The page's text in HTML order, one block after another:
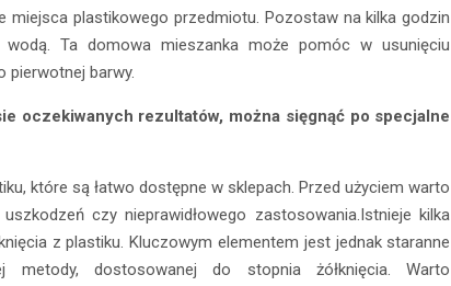
miejsca plastikowego przedmiotu. Pozostaw na kilka godzin
Ta domowa mieszanka może pomóc w usunięciu
pierwotnej barwy.
oczekiwanych rezultatów, można sięgnąć po specjalne
które są łatwo dostępne w sklepach. Przed użyciem warto
czy nieprawidłowego zastosowania.Istnieje kilka
z plastiku. Kluczowym elementem jest jednak staranne
metody, dostosowanej do stopnia żółknięcia. Warto